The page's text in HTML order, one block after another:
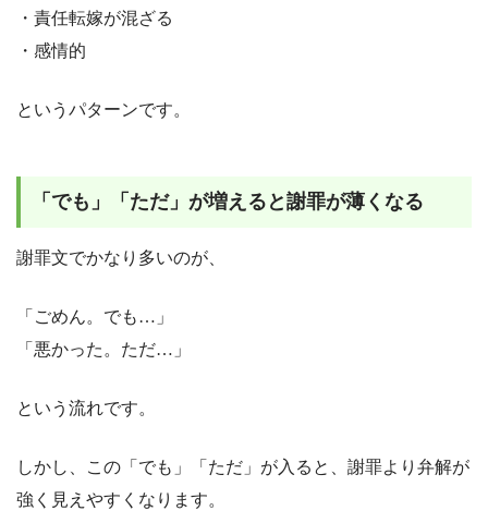
・責任転嫁が混ざる
・感情的
というパターンです。
「でも」「ただ」が増えると謝罪が薄くなる
謝罪文でかなり多いのが、
「ごめん。でも…」
「悪かった。ただ…」
という流れです。
しかし、この「でも」「ただ」が入ると、謝罪より弁解が
強く見えやすくなります。